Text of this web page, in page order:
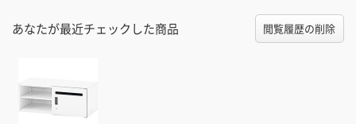
あなたが最近チェックした商品 閲覧履歴の削除